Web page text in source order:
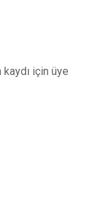
için üye